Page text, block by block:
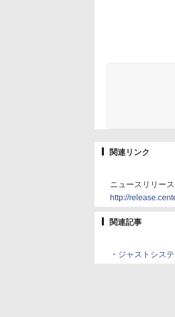
関連リンク
ニュースリリース
http://
関連記事
・ ジャストシス